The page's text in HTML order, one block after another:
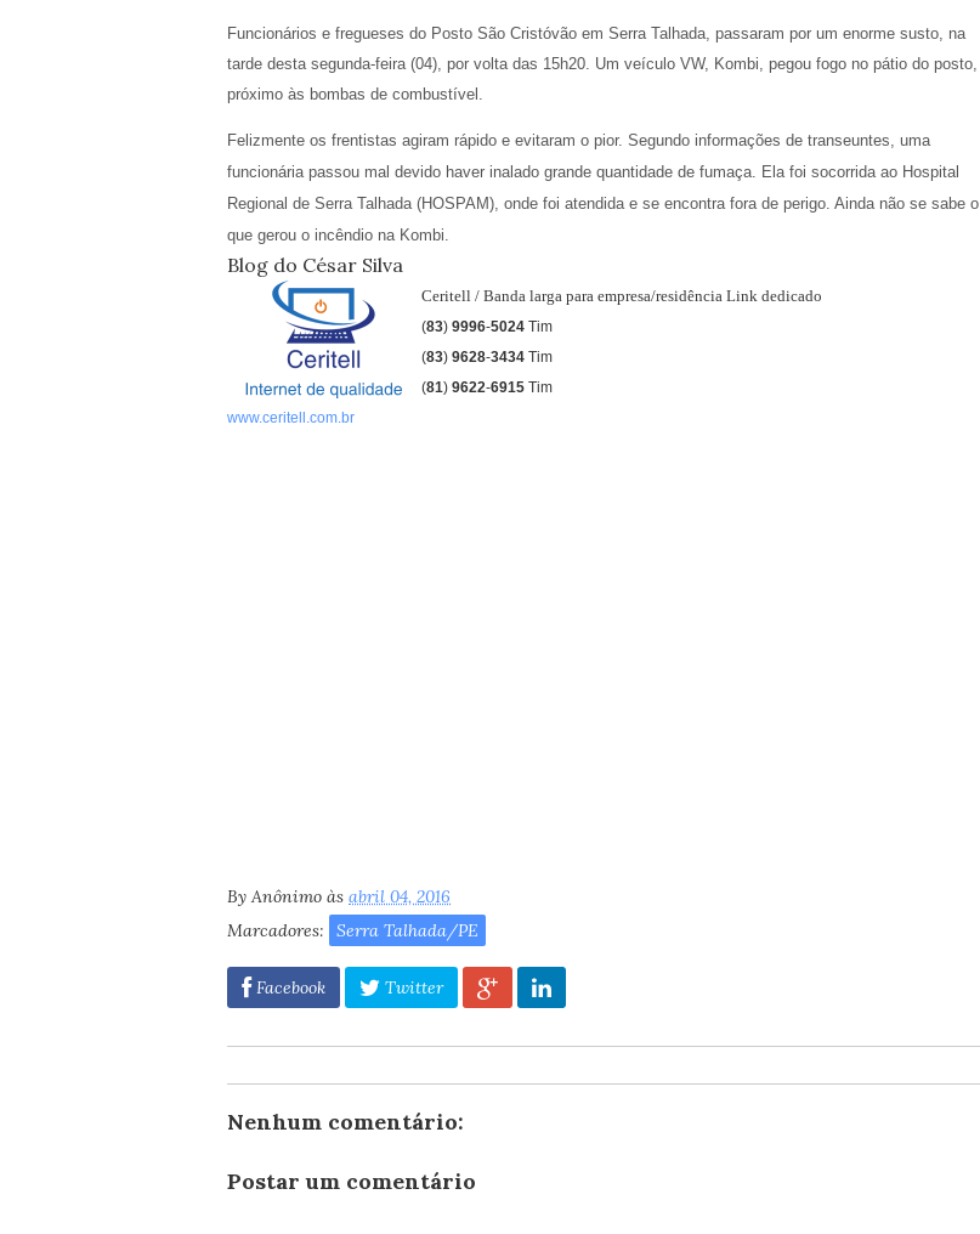
Funcionários e fregueses do Posto São Cristóvão em Serra Talhada, passaram por um enorme susto, na
tarde desta segunda-feira (04), por volta das 15h20. Um veículo VW, Kombi, pegou fogo no pátio do posto,
próximo às bombas de combustível.
Felizmente os frentistas agiram rápido e evitaram o pior. Segundo informações de transeuntes, uma
funcionária passou mal devido haver inalado grande quantidade de fumaça. Ela foi socorrida ao Hospital
Regional de Serra Talhada (HOSPAM), onde foi atendida e se encontra fora de perigo. Ainda não se sabe o
que gerou o incêndio na Kombi.
Blog do César Silva
Ceritell / Banda larga para empresa/residência Link dedicado
(83) 9996-5024 Tim
(83) 9628-3434 Tim
(81) 9622-6915 Tim
www.ceritell.com.br
By Anônimo às abril 04, 2016
Marcadores:
Serra Talhada/PE
Facebook Twitter
Nenhum comentário:
Postar um comentário